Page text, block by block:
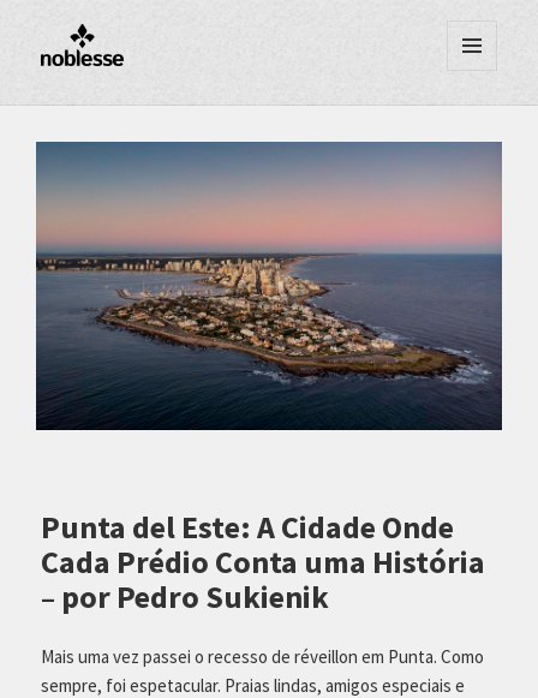
E
Punta del Este: A Cidade Onde
Cada Prédio Conta uma História
– por Pedro Sukienik
Mais uma vez passei o recesso de réveillon em Punta. Como
sempre, foi espetacular. Praias lindas, amigos especiais e